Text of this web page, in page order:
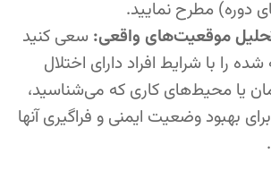
دوره) مطرح نمایید.
موقعیت‌های واقعی: سعی کنید
را با شرایط افراد دارای اختلال
یا محیط‌های کاری که می‌شناسید،
بهبود وضعیت ایمنی و فراگیری آنها